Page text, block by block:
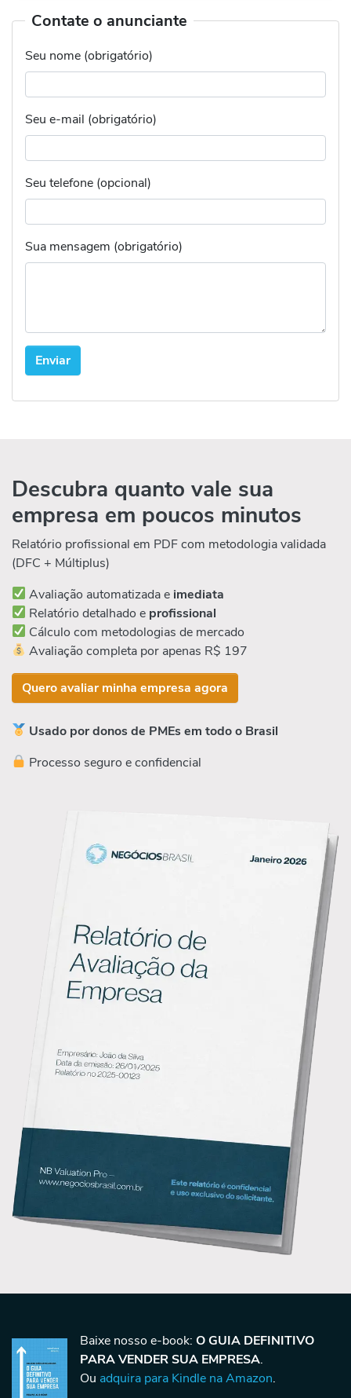
Contate o anunciante
Seu nome (obrigatório)
Seu e-mail (obrigatório)
Seu telefone (opcional)
Sua mensagem (obrigatório)
Descubra quanto vale sua
empresa em poucos minutos
Relatório profissional em PDF com metodologia validada
(DFC + Múltiplus)
Avaliação automatizada e imediata
Relatório detalhado e profissional
Cálculo com metodologias de mercado
Avaliação completa por apenas R$ 197
Quero avaliar minha empresa agora
Usado por donos de PMEs em todo o Brasil
Processo seguro e confidencial
Baixe nosso e-book: O GUIA DEFINITIVO
PARA VENDER SUA EMPRESA.
Ou adquira para Kindle na Amazon.